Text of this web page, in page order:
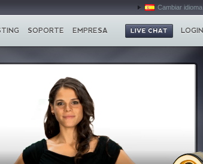
Cambiar idioma
SOPORTE EMPRESA LOGIN